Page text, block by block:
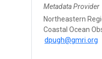
Metadata Provider
Northeastern
Coastal Ocean
dpugh@gmri.org